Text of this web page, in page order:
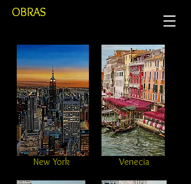
OBRAS
New York Venecia